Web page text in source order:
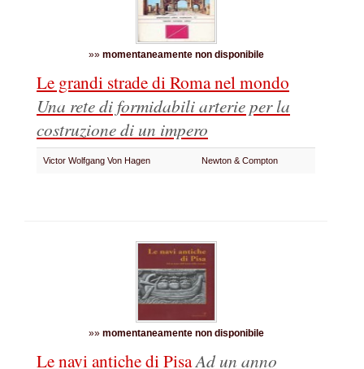
»» momentaneamente non disponibile
Le grandi strade di Roma nel mondo
Una rete di formidabili arterie per la
costruzione di un impero
Victor Wolfgang Von Hagen Newton & Compton
»» momentaneamente non disponibile
Le navi antiche di PisaAd un anno